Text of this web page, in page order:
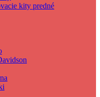
kity predné